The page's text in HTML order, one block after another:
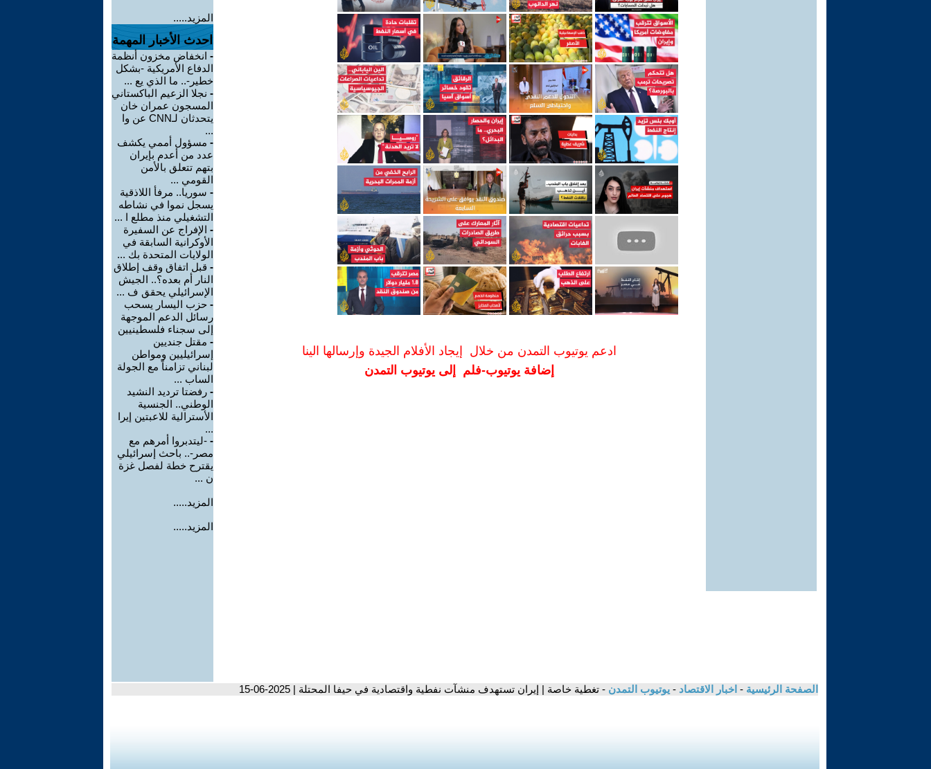
ادعم يوتيوب التمدن من خلال إيجاد الأفلام الجيدة وإرسالها الينا
إضافة يوتيوب-فلم إلى يوتيوب التمدن
المزيد.....
احدث الأخبار المهمة
- انخفاض مخزون أنظمة
الدفاع الأمريكية -بشكل
خطير-.. ما الذي يع ...
- نجلا الزعيم الباكستاني
المسجون عمران خان
يتحدثان لـCNN عن وا
...
- مسؤول أممي يكشف
عدد من أعدم بإيران
بتهم تتعلق بالأمن
القومي ...
- سوريا.. مرفأ اللاذقية
يسجل نموا في نشاطه
التشغيلي منذ مطلع ا ...
- الإفراج عن السفيرة
الأوكرانية السابقة في
الولايات المتحدة بك ...
- قبل اتفاق وقف إطلاق
النار أم بعده؟.. الجيش
الإسرائيلي يحقق ف ...
- حزب اليسار يسحب
رسائل الدعم الموجهة
إلى سجناء فلسطينيين
- مقتل جنديين
إسرائيليين ومواطن
لبناني تزامناً مع الجولة
الساب ...
- رفضتا ترديد النشيد
الوطني.. الجنسية
الأسترالية للاعبتين إيرا
...
- -ليتدبروا أمرهم مع
مصر-.. باحث إسرائيلي
يقترح خطة لفصل غزة
ن ...
المزيد.....
المزيد.....
الصفحة الرئيسية - اخبار الاقتصاد - يوتيوب التمدن - تغطية خاصة | إيران تستهدف منشآت نفطية واقتصادية في حيفا المحتلة | 2025-06-15